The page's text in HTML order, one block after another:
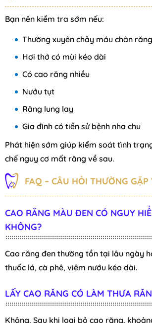
Bạn nên kiểm tra sớm nếu:
Thường xuyên chảy máu chân răng
Hơi thở có mùi kéo dài
Có cao răng nhiều
Nướu tụt
Răng lung lay
Gia đình có tiền sử bệnh nha chu
Phát hiện sớm giúp kiểm soát tình
chế nguy cơ mất răng về sau.
FAQ – CÂU HỎI THƯỜNG GẶP
CAO RĂNG MÀU ĐEN CÓ NGUY
KHÔNG?
Cao răng đen thường tồn tại lâu ngày
thuốc lá, cà phê, viêm nướu kéo dài.
LẤY CAO RĂNG CÓ LÀM THƯA
Không. Sau khi loại bỏ cao răng,